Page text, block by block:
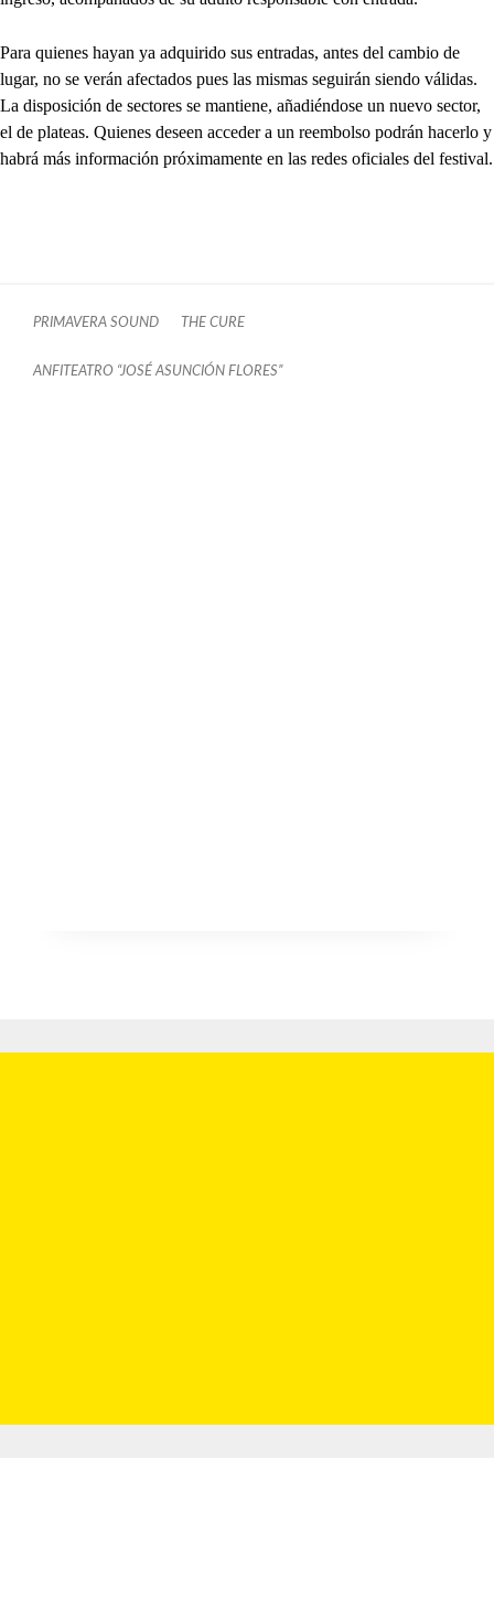
Para quienes hayan ya adquirido sus entradas, antes del cambio de
lugar, no se verán afectados pues las mismas seguirán siendo válidas.
La disposición de sectores se mantiene, añadiéndose un nuevo sector,
el de plateas. Quienes deseen acceder a un reembolso podrán hacerlo y
habrá más información próximamente en las redes oficiales del festival.
PRIMAVERA SOUND THE CURE
ANFITEATRO “JOSÉ ASUNCIÓN FLORES”